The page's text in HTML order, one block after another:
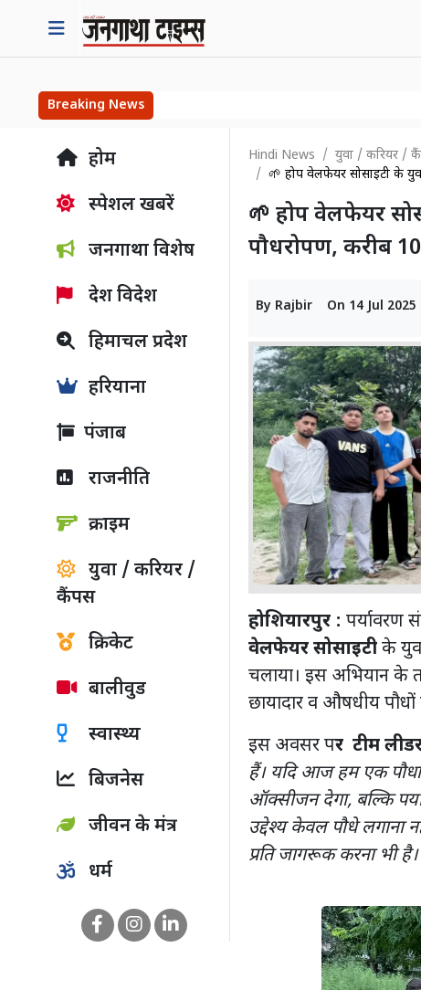
Breaking News
होम
स्पेशल खबरें
जनगाथा विशेष
देश विदेश
हिमाचल प्रदेश
हरियाना
पंजाब
राजनीति
क्राइम
युवा / करियर /
कैंपस
क्रिकेट
बालीवुड
स्वास्थ्य
बिजनेस
जीवन के मंत्र
धर्म
Hindi News
युवा / करियर /
🌱 होप वेलफेयर सोसाइटी के
🌱 होप वेलफेयर
पौधरोपण, करीब
By Rajbir On 14 Jul 2025
होशियारपुर : पर्यावरण
वेलफेयर सोसाइटीके
चलाया। इस अभियान
छायादार व औषधीय पौधों
इस अवसर पर टीम
हैं। यदि आज हम एक
ऑक्सीजन देगा, बल्कि
उद्देश्य केवल पौधे लगाना
प्रति जागरूक करना भी